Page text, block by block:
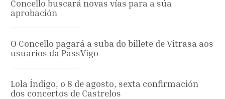
Concello buscará novas vías para a súa
aprobación
O Concello pagará a suba do billete de Vitrasa aos
usuarios da PassVigo
Lola Índigo, o 8 de agosto, sexta confirmación
dos concertos de Castrelos